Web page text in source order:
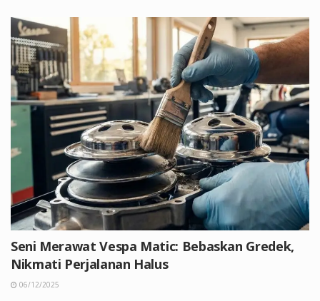
Seni Merawat Vespa Matic: Bebaskan Gredek,
Nikmati Perjalanan Halus
06/12/2025